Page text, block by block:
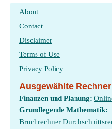
About
Contact
Disclaimer
Terms of Use
Privacy Policy
Ausgewählte Rechner
Finanzen und Planung:
Grundlegende Mathematik:
Bruchrechner